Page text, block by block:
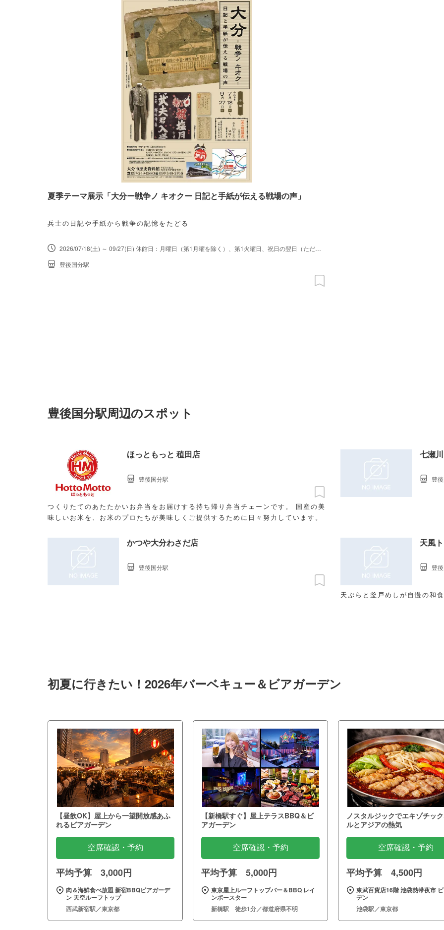
夏季テーマ展示「大分ー戦争ノ キオクー 日記と手紙が伝える戦場の声」
兵士の日記や手紙から戦争の記憶をたどる
2026/07/18(土) ～ 09/27(日) 休館日：月曜日（第1月曜を除く）、第1火曜日、祝日の翌日（ただし土日の場合は開館）※入館は16時30分まで
豊後国分駅
豊後国分駅周辺のスポット
ほっともっと 稙田店
つくりたてのあたたかいお弁当をお届けする持ち帰り弁当チェーンです。 国産の美
味しいお米を、お米のプロたちが美味しくご提供するために日々努力しています。
豊後国分駅
七瀬
豊
かつや大分わさだ店
豊後国分駅
天風
天ぷらと釜戸めしが自慢の和
豊
初夏に行きたい！2026年バーベキュー＆ビアガーデン
【昼飲OK】屋上から一望開放感あふ
れるビアガーデン
空席確認・予約
平均予算 3,000円
肉＆海鮮食べ放題 新宿BBQビアガーデ
ン 天空ルーフトップ
西武新宿駅／東京都
【新橋駅すぐ】屋上テラスBBQ＆ビ
アガーデン
空席確認・予約
平均予算 5,000円
東京屋上ルーフトップバー＆BBQ レイ
ンボースター
新橋駅 徒歩1分／都道府県不明
ノスタルジックでエキゾチッ
ルとアジアの熱気
空席確認・予約
平均予算 4,500円
東武百貨店16階 池袋熱帯夜市
デン
池袋駅／東京都